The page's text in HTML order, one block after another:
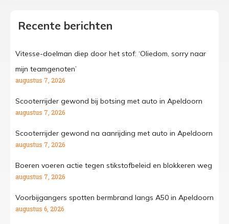
Recente berichten
Vitesse-doelman diep door het stof: ‘Oliedom, sorry naar
mijn teamgenoten’
augustus 7, 2026
Scooterrijder gewond bij botsing met auto in Apeldoorn
augustus 7, 2026
Scooterrijder gewond na aanrijding met auto in Apeldoorn
augustus 7, 2026
Boeren voeren actie tegen stikstofbeleid en blokkeren weg
augustus 7, 2026
Voorbijgangers spotten bermbrand langs A50 in Apeldoorn
augustus 6, 2026